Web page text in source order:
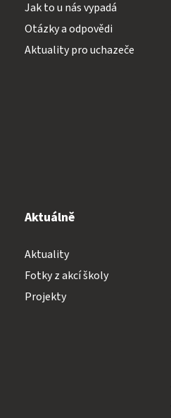
Jak to u nás vypadá
Otázky a odpovědi
Aktuality pro uchazeče
Aktuálně
Aktuality
Fotky z akcí školy
Projekty